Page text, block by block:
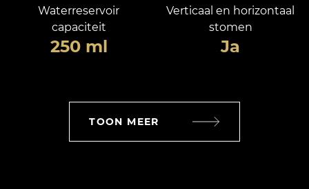
Waterreservoir
capaciteit
250 ml
Verticaal en horizontaal
stomen
Ja
TOON MEER